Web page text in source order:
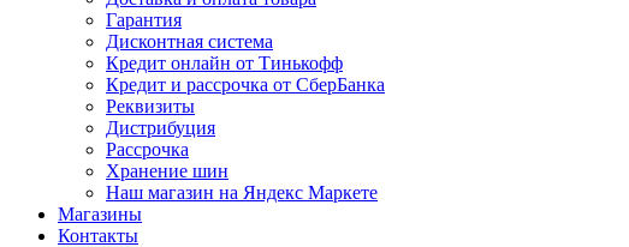
Гарантия
Дисконтная система
Кредит онлайн от Тинькофф
Кредит и рассрочка от СберБанка
Реквизиты
Дистрибуция
Рассрочка
Хранение шин
Наш магазин на Яндекс Маркете
Магазины
Контакты